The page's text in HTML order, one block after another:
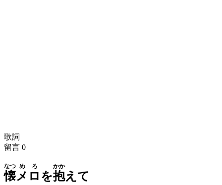
歌詞
留言 0
懐
なつ
メロ
めろ
を抱
かか
えて